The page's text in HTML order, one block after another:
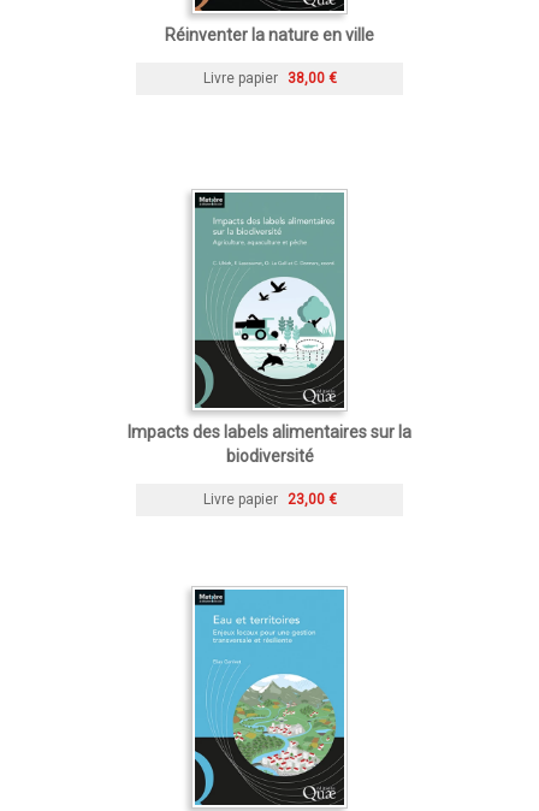
Réinventer la nature en ville
Livre papier 38,00 €
Impacts des labels alimentaires sur la
biodiversité
Livre papier 23,00 €